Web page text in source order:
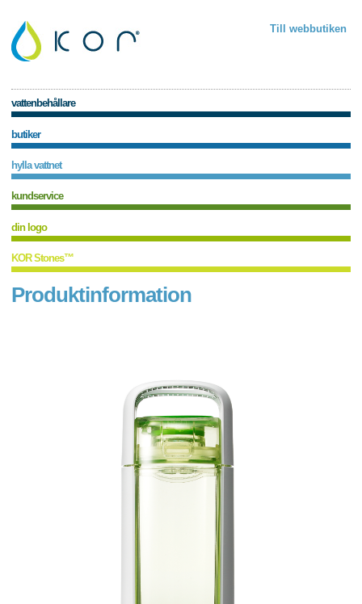
Till webbutiken
vattenbehållare
butiker
hylla vattnet
kundservice
din logo
KOR Stones™
Produktinformation